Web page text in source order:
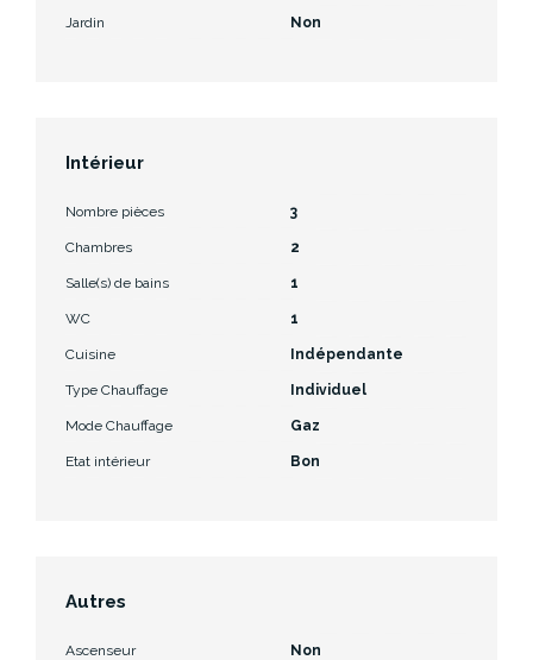
Jardin Non
Intérieur
Nombre pièces 3
Chambres 2
Salle(s) de bains 1
WC 1
Cuisine Indépendante
Type Chauffage Individuel
Mode Chauffage Gaz
Etat intérieur Bon
Autres
Ascenseur Non